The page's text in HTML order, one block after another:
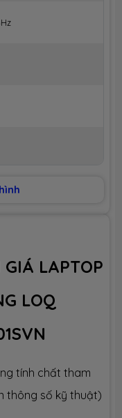
LAPTOP
LOQ
tính chất tham
thông số kỹ thuật)